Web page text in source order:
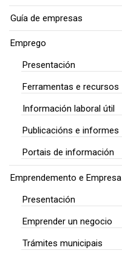
Guía de empresas
Emprego
Presentación
Ferramentas e recursos
Información laboral útil
Publicacións e informes
Portais de información
Emprendemento e Empresa
Presentación
Emprender un negocio
Trámites municipais